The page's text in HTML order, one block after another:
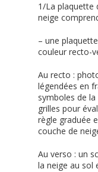
1/La plaquette
neige
– une
couleur recto-
Au recto :
légendées en
symboles de
grilles pour
règle graduée
couche de
Au verso : un
la neige au sol